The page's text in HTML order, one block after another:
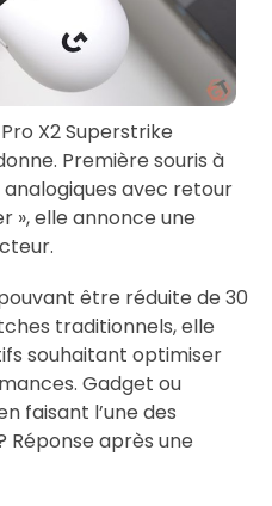
X2 Superstrike
Première souris à
avec retour
», elle annonce une
être réduite de 30
traditionnels, elle
souhaitant optimiser
Gadget ou
faisant l’une des
Réponse après une